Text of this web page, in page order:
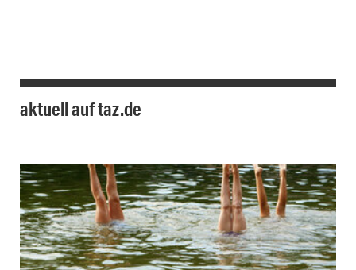
aktuell auf taz.de